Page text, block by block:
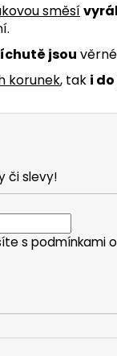
směsí
jsou
korunek, tak i do
či slevy!
s podmínkami